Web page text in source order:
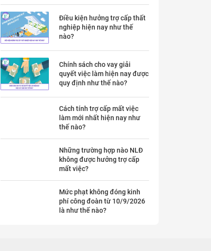
Điều kiện hưởng trợ cấp thất
nghiệp hiện nay như thế
nào?
Chính sách cho vay giải
quyết việc làm hiện nay được
quy định như thế nào?
Cách tính trợ cấp mất việc
làm mới nhất hiện nay như
thế nào?
Những trường hợp nào NLĐ
không được hưởng trợ cấp
mất việc?
Mức phạt không đóng kinh
phí công đoàn từ 10/9/2026
là như thế nào?